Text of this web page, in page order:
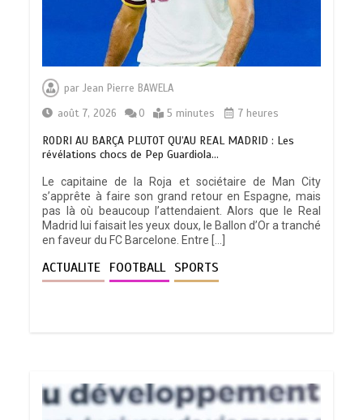
parJean Pierre BAWELA
août 7, 2026
0 5 minutes 7 heures
RODRI AU BARÇA PLUTOT QU’AU REAL MADRID : Les
révélations chocs de Pep Guardiola…
Le capitaine de la Roja et sociétaire de Man City
s’apprête à faire son grand retour en Espagne, mais
pas là où beaucoup l’attendaient. Alors que le Real
Madrid lui faisait les yeux doux, le Ballon d’Or a tranché
en faveur du FC Barcelone. Entre […]
ACTUALITE FOOTBALL SPORTS